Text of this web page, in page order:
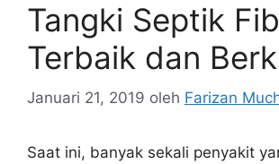
Tangki Septik
Terbaik dan
Januari 21, 2019 oleh Farizan
Saat ini, banyak sekali penyakit